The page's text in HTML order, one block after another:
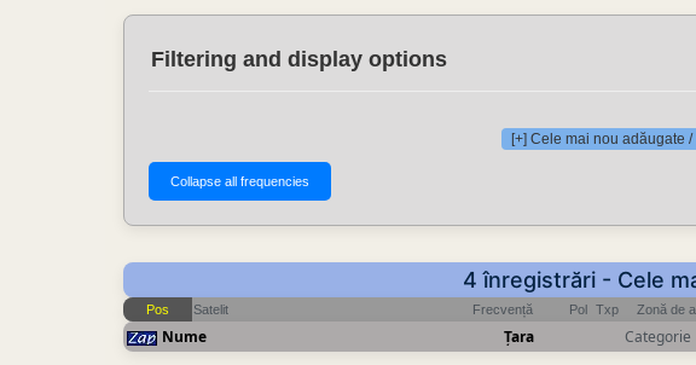
Filtering and display options
[+] Cele mai nou adăugate
4 înregistrări - Cele
Pos Satelit Frecvență Pol Txp Zonă de
Nume Țara Categorie